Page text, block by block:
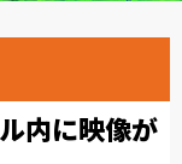
内に映像が